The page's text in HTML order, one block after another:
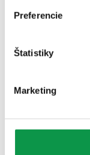
Preferencie
Štatistiky
Marketing